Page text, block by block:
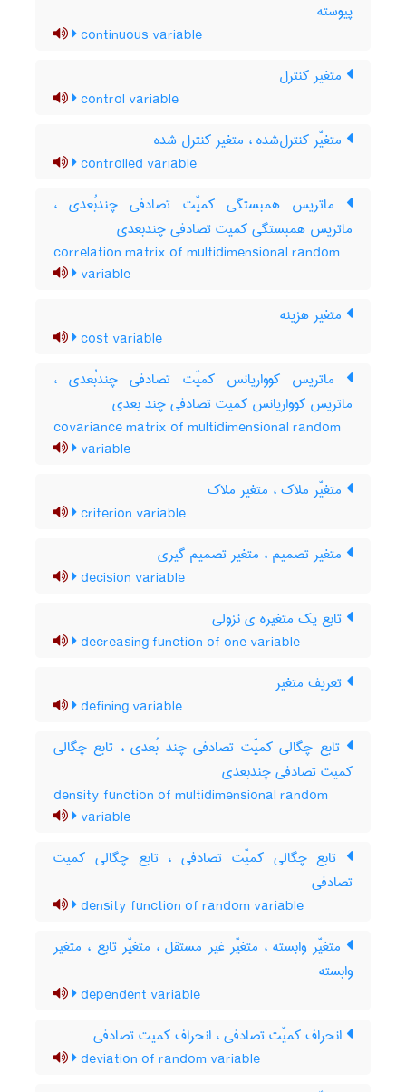
پیوسته
continuous variable
متغیر کنترل
control variable
متغیّر کنترل‌شده ، متغیر کنترل شده
controlled variable
ماتریس همبستگی کمیّت تصادفی چندبُعدی ،
ماتریس همبستگی کمیت تصادفی چندبعدی
correlation matrix of multidimensional random
variable
متغیر هزینه
cost variable
ماتریس کوواریانس کمیّت تصادفی چندبُعدی ،
ماتریس کوواریانس کمیت تصادفی چند بعدی
covariance matrix of multidimensional random
variable
متغیّر ملاک ، متغیر ملاک
criterion variable
متغیر تصمیم ، متغیر تصمیم گیری
decision variable
تابع یک متغیره ی نزولی
decreasing function of one variable
تعریف متغیر
defining variable
تابع چگالی کمیّت تصادفی چند بُعدی ، تابع چگالی
کمیت تصادفی چندبعدی
density function of multidimensional random
variable
تابع چگالی کمیّت تصادفی ، تابع چگالی کمیت
تصادفی
density function of random variable
متغیّر وابسته ، متغیّر غیر مستقل ، متغیّر تابع ، متغیر
وابسته
dependent variable
انحراف کمیّت تصادفی ، انحراف کمیت تصادفی
deviation of random variable